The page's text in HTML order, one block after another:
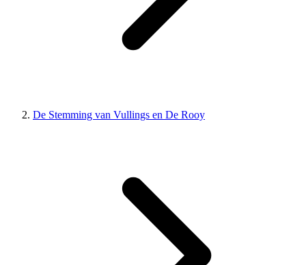
De Stemming van Vullings en De Rooy